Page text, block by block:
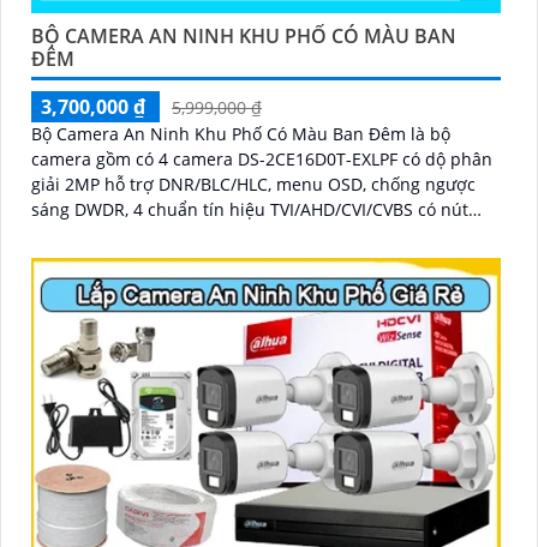
BỘ CAMERA AN NINH KHU PHỐ CÓ MÀU BAN
ĐÊM
3,700,000 ₫
5,999,000 ₫
Bộ Camera An Ninh Khu Phố Có Màu Ban Đêm là bộ
camera gồm có 4 camera DS-2CE16D0T-EXLPF có dộ phân
giải 2MP hỗ trợ DNR/BLC/HLC, menu OSD, chống ngược
sáng DWDR, 4 chuẩn tín hiệu TVI/AHD/CVI/CVBS có nút
Camera này khu phố của bạn sẽ được giám sát 24/7 đảm
bảo được an ninh giúp bạn thành khu phố văn hóa